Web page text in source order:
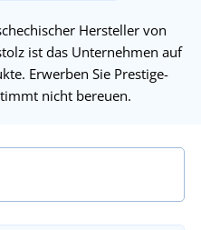
Hersteller von
ist das Unternehmen auf
Erwerben Sie Prestige-
nicht bereuen.